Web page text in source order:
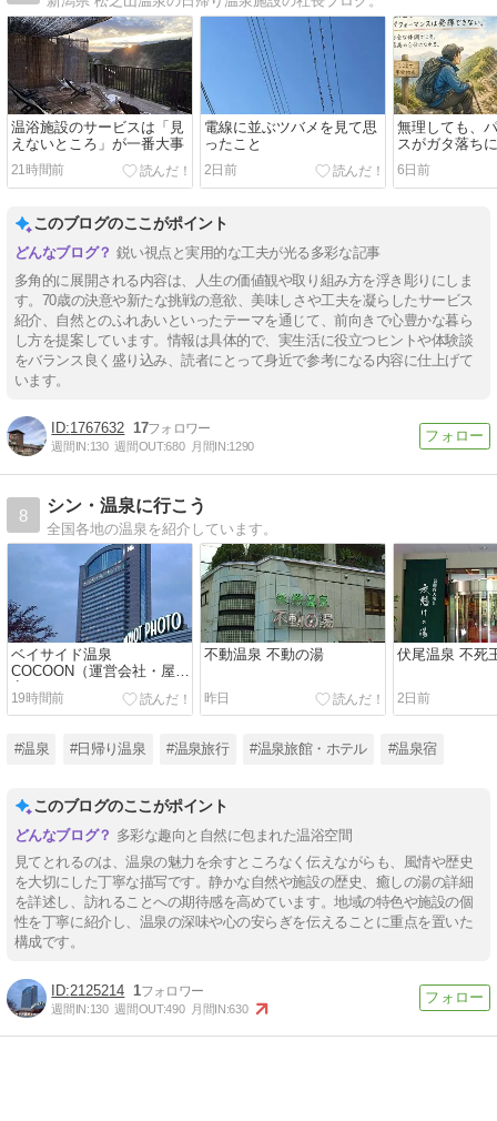
温浴施設のサービスは「見
えないところ」が一番大事
21時間前
電線に並ぶツバメを見て思
ったこと
2日前
無理しても、
スがガタ落ち
6日前
このブログのここがポイント
鋭い視点と実用的な工夫が光る多彩な記事
多角的に展開される内容は、人生の価値観や取り組み方を浮き彫りにしま
す。70歳の決意や新たな挑戦の意欲、美味しさや工夫を凝らしたサービス
紹介、自然とのふれあいといったテーマを通じて、前向きで心豊かな暮ら
し方を提案しています。情報は具体的で、実生活に役立つヒントや体験談
をバランス良く盛り込み、読者にとって身近で参考になる内容に仕上げて
います。
1767632 17
週間IN:130 週間OUT:680 月間IN:1290
8
シン・温泉に行こう
全国各地の温泉を紹介しています。
ベイサイド温泉
COCOON（運営会社・屋号
変更）
19時間前
不動温泉 不動の湯
昨日
伏尾温泉 不死
2日前
#温泉 #日帰り温泉 #温泉旅行 #温泉旅館・ホテル #温泉宿
このブログのここがポイント
多彩な趣向と自然に包まれた温浴空間
見てとれるのは、温泉の魅力を余すところなく伝えながらも、風情や歴史
を大切にした丁寧な描写です。静かな自然や施設の歴史、癒しの湯の詳細
を詳述し、訪れることへの期待感を高めています。地域の特色や施設の個
性を丁寧に紹介し、温泉の深味や心の安らぎを伝えることに重点を置いた
構成です。
2125214 1
週間IN:130 週間OUT:490 月間IN:630